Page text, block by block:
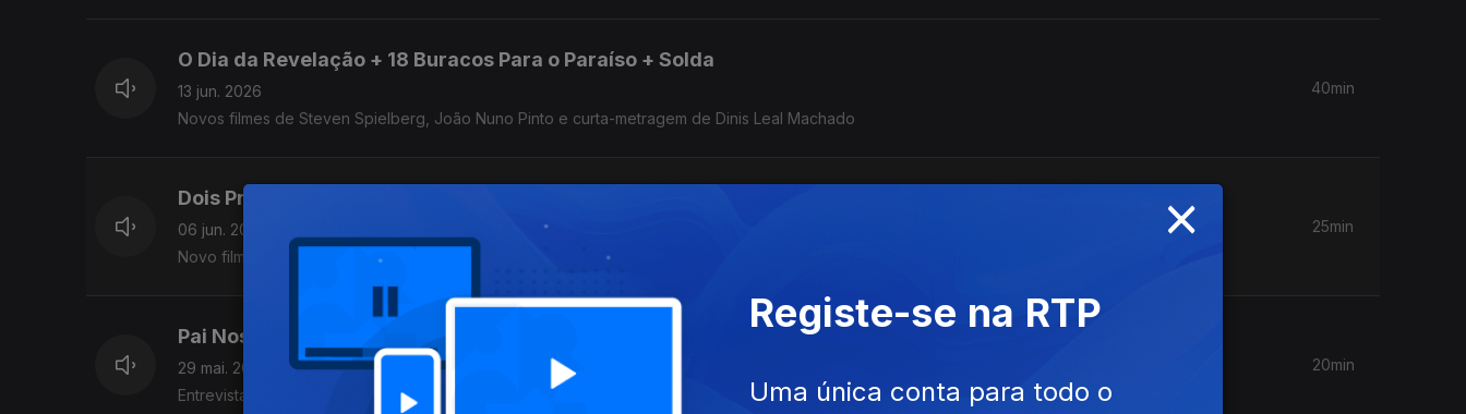
O Dia da Revelação + 18 Buracos Para o Paraíso + Solda
13 jun. 2026
Novos filmes de Steven Spielberg, João Nuno Pinto e curta-metragem de Dinis Leal Machado
40min
Dois Procuradores + Solda
06 jun. 2026
Novo filme de Sergei Loznitsa e curta-metragem de Dinis Leal Machado.
25min
Pai Nosso - Os Últimos Dias de Salazar + Quorum
29 mai. 2026
Entrevistas a José Filipe Costa e Rafael Fonseca
20min
×
Registe-se na RTP
Uma única conta para todo o